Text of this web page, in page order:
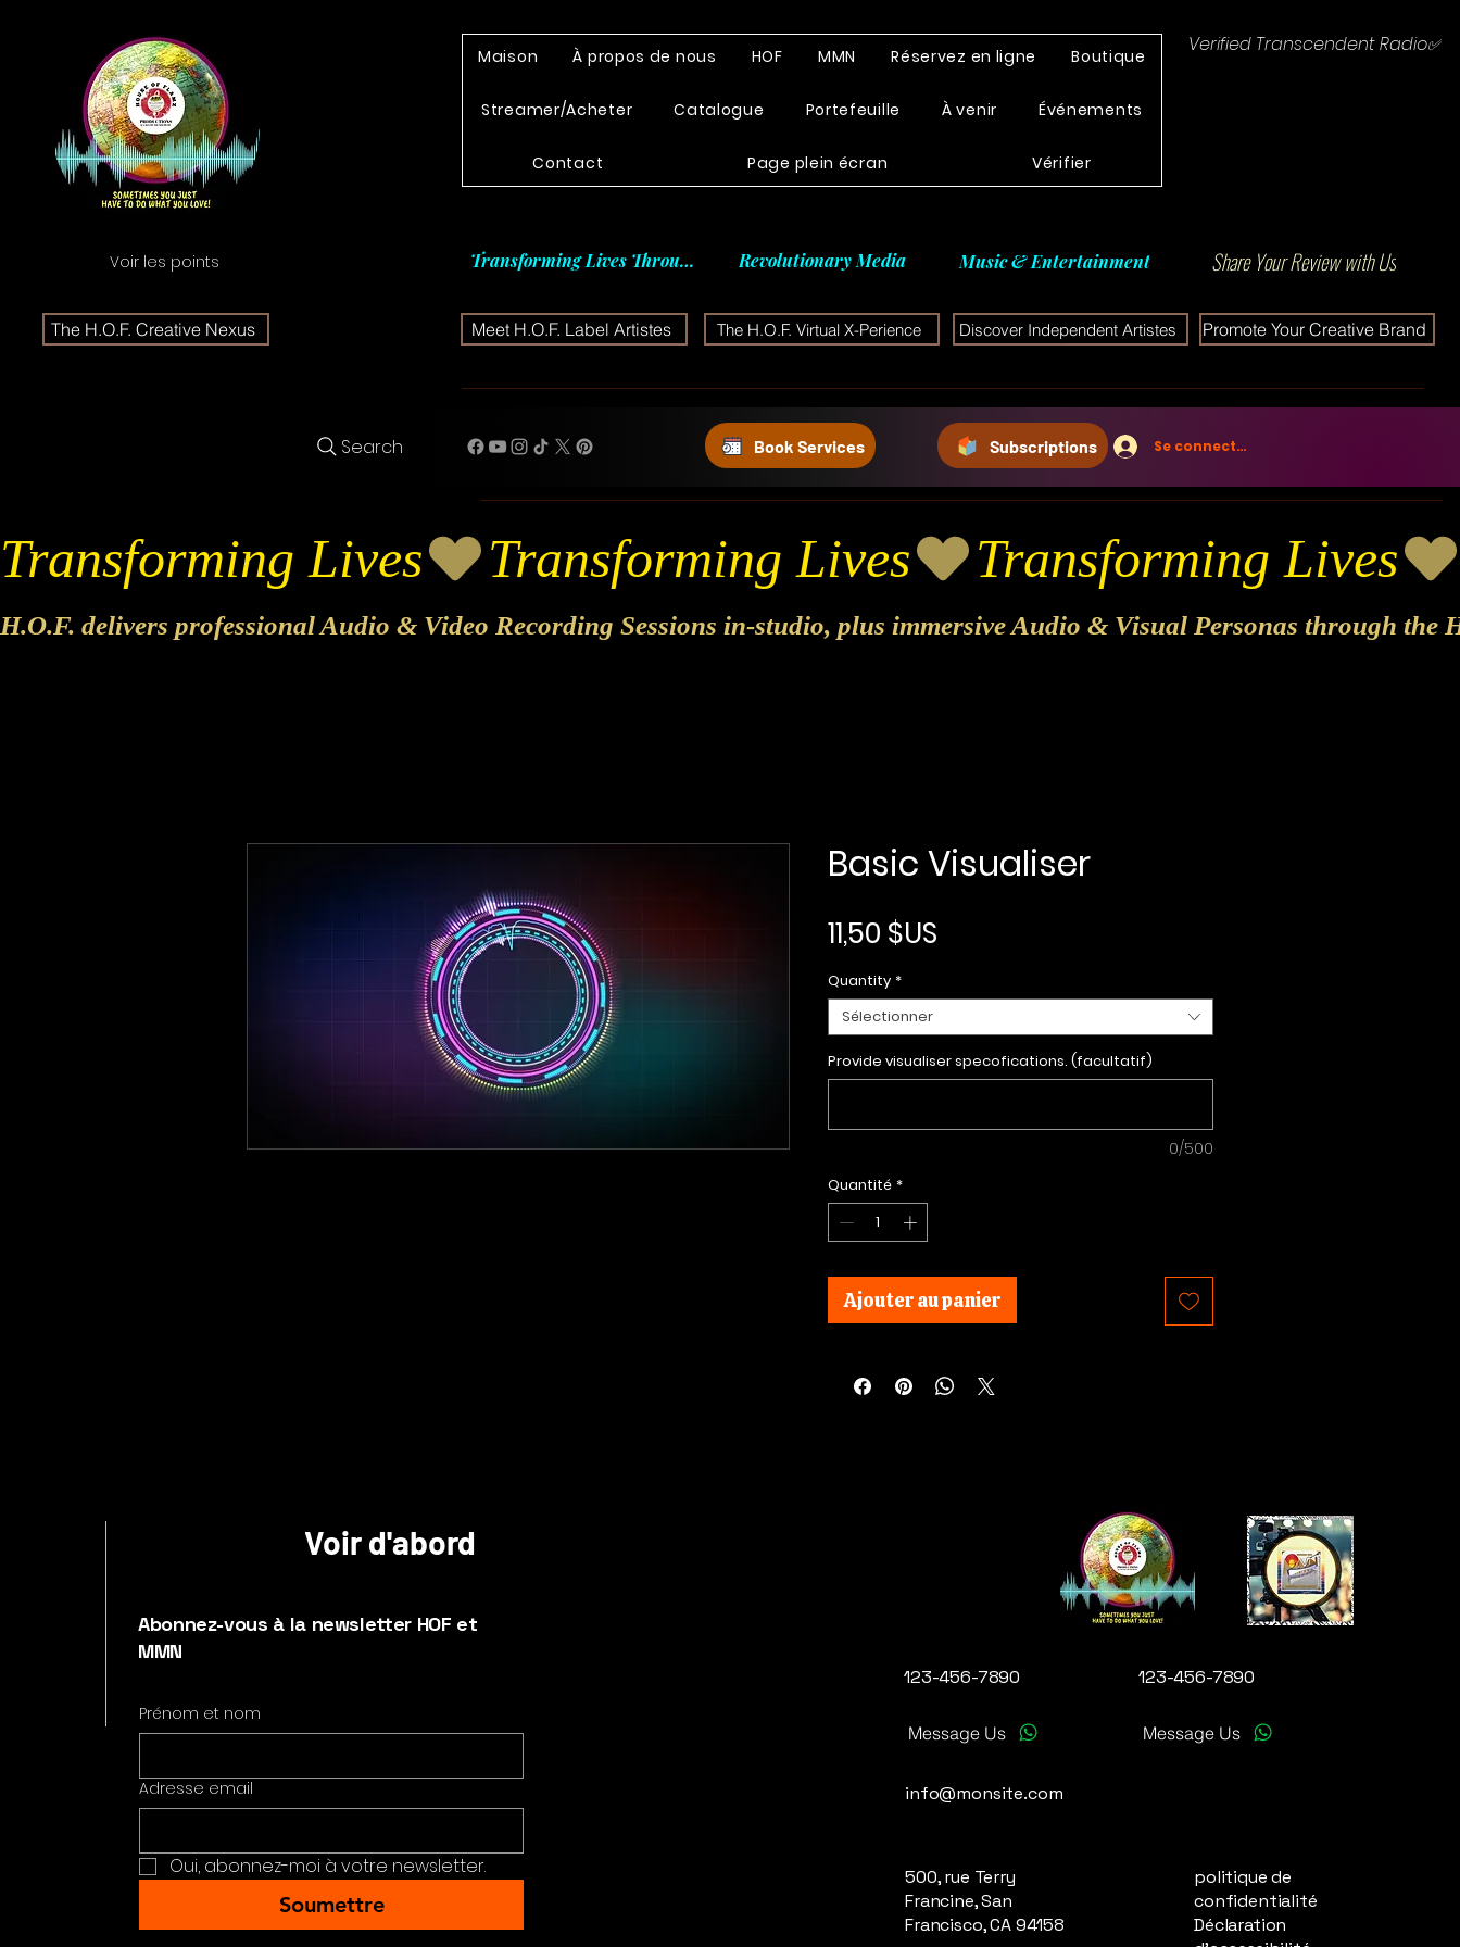
Voir les points
The H.O.F. Creative Nexus
Maison À propos de nous HOF MMN Réservez en ligne Boutique
Streamer/Acheter Catalogue Portefeuille À venir Événements
Contact Page plein écran Vérifier
Verified Transcendent Radio✅
Transforming Lives Through Revolutionary Media Music & Entertainment Share Your Review with Us
Meet H.O.F. Label Artistes The H.O.F. Virtual X-Perience Discover Independent Artistes Promote Your Creative Brand
Search Book Services Subscriptions Se connecter
Transforming Lives
H.O.F. delivers professional Audio & Video Recording Sessions in-studio, plus immersive Audio & Visual Personas through the
Basic Visualiser
11,50 $US
Quantity *
Sélectionner
Provide visualiser specofications. (facultatif)
0/500
Quantité *
Ajouter au panier
Abonnez-vous à la newsletter HOF et
MMN
Prénom et nom
Adresse email
Oui, abonnez-moi à votre newsletter.
Soumettre
123-456-7890
Message Us
123-456-7890
Message Us
info@monsite.com
500, rue Terry
Francine, San
Francisco, CA 94158
politique de
confidentialité
Déclaration
Voir d'abord